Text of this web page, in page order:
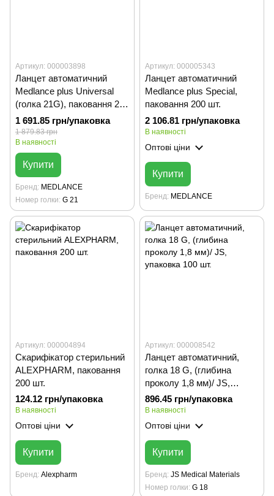
Артикул: 000003898
Ланцет автоматичний
Medlance plus Universal
(голка 21G), паковання 200
шт.
1 691.85 грн/упаковка
1 879.83 грн
В наявності
Купити
Бренд MEDLANCE
Номер голки G 21
Артикул: 000005343
Ланцет автоматичний
Medlance plus Special,
паковання 200 шт.
2 106.81 грн/упаковка
В наявності
Оптові ціни
Купити
Бренд MEDLANCE
Артикул: 000004894
Скарифікатор стерильний
ALEXPHARM, паковання
200 шт.
124.12 грн/упаковка
В наявності
Оптові ціни
Купити
Бренд Alexpharm
Артикул: 000008542
Ланцет автоматичний,
голка 18 G, (глибина
проколу 1,8 мм)/ JS,
упаковка 100 шт.
896.45 грн/упаковка
В наявності
Оптові ціни
Купити
Бренд JS Medical Materials
Номер голки G 18